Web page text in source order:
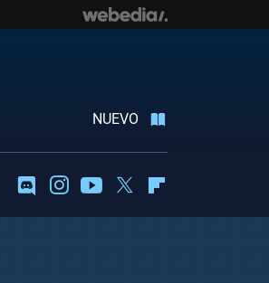
NUEVO
DiscordInstagramYoutubeTwitter